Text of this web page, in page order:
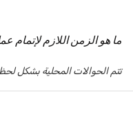
ما هو الزمن اللازم لإتمام
تتم الحوالات المحلية بشكل